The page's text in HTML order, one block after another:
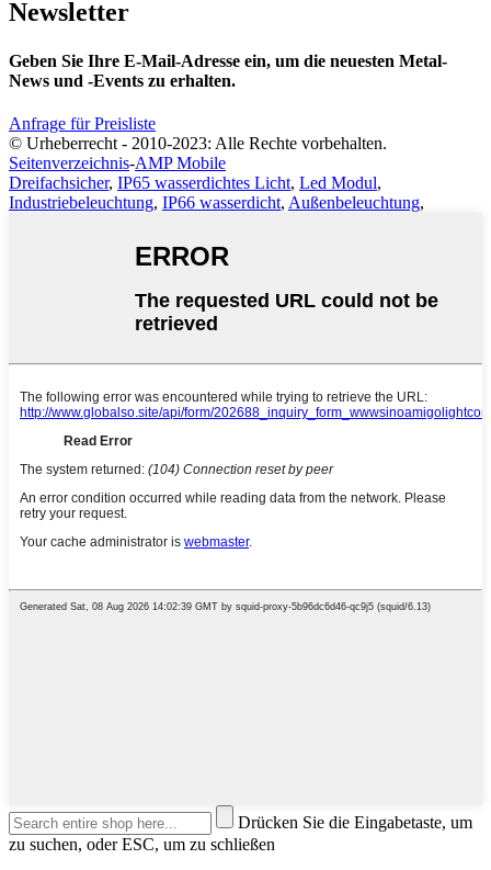
Newsletter
Geben Sie Ihre E-Mail-Adresse ein, um die neuesten Metal-
News und -Events zu erhalten.
Anfrage für Preisliste
© Urheberrecht - 2010-2023: Alle Rechte vorbehalten.
Seitenverzeichnis-AMP Mobile
Dreifachsicher, IP65 wasserdichtes Licht, Led Modul,
Industriebeleuchtung, IP66 wasserdicht, Außenbeleuchtung,
Drücken Sie die Eingabetaste, um
zu suchen, oder ESC, um zu schließen